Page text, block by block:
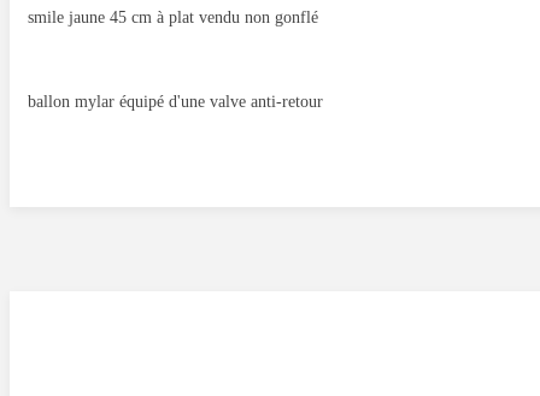
smile jaune 45 cm à plat vendu non gonflé
ballon mylar équipé d'une valve anti-retour